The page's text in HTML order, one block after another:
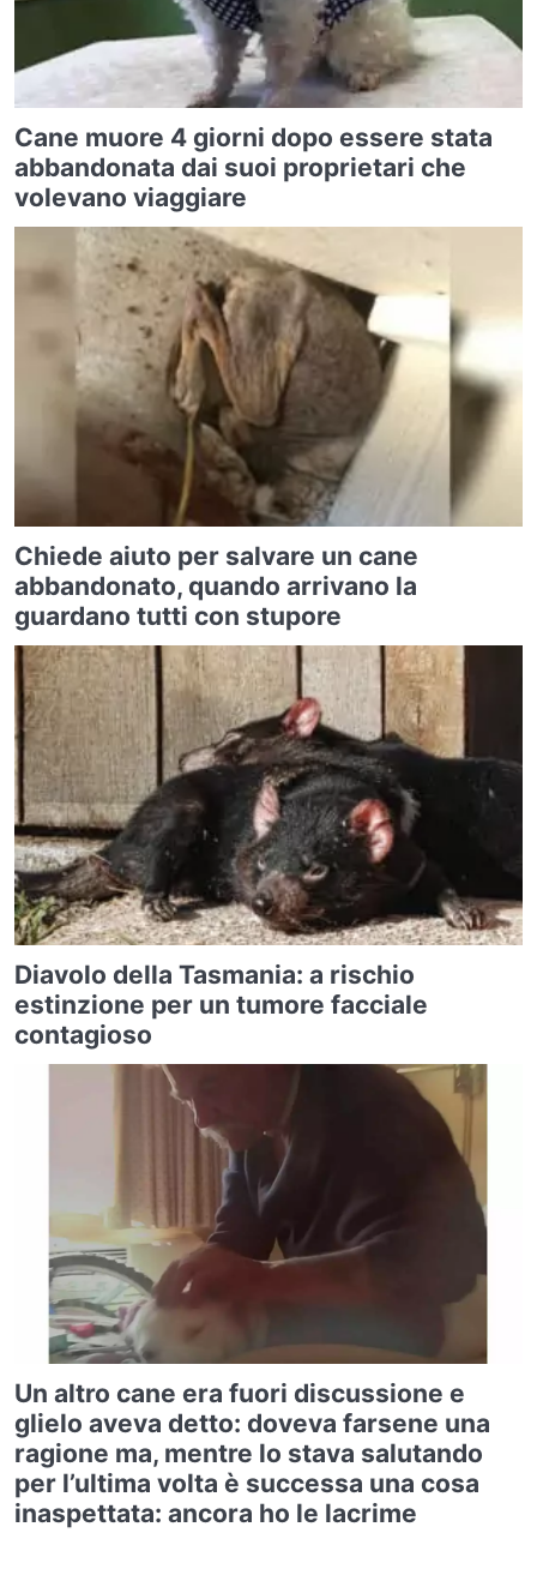
Cane muore 4 giorni dopo essere stata
abbandonata dai suoi proprietari che
volevano viaggiare
Chiede aiuto per salvare un cane
abbandonato, quando arrivano la
guardano tutti con stupore
Diavolo della Tasmania: a rischio
estinzione per un tumore facciale
contagioso
Un altro cane era fuori discussione e
glielo aveva detto: doveva farsene una
ragione ma, mentre lo stava salutando
per l’ultima volta è successa una cosa
inaspettata: ancora ho le lacrime